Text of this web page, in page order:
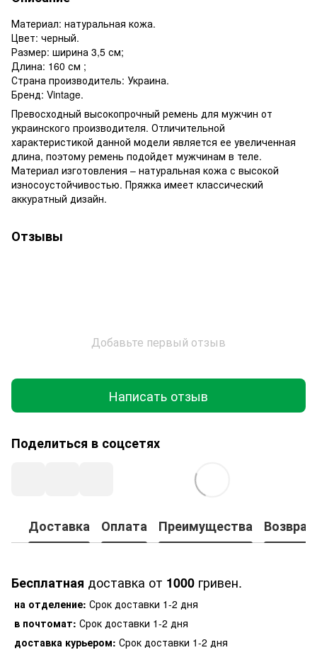
Материал: натуральная кожа.
Цвет: черный.
Размер: ширина 3,5 см;
Длина: 160 см ;
Страна производитель: Украина.
Бренд: Vintage.
Превосходный высокопрочный ремень для мужчин от
украинского производителя. Отличительной
характеристикой данной модели является ее увеличенная
длина, поэтому ремень подойдет мужчинам в теле.
Материал изготовления – натуральная кожа с высокой
износоустойчивостью. Пряжка имеет классический
аккуратный дизайн.
Отзывы
Добавьте первый отзыв
Написать отзыв
Поделиться в соцсетях
Доставка Оплата Преимущества Возврат
Бесплатная доставка от 1000 гривен.
на отделение: Срок доставки 1-2 дня
в почтомат: Срок доставки 1-2 дня
доставка курьером: Срок доставки 1-2 дня